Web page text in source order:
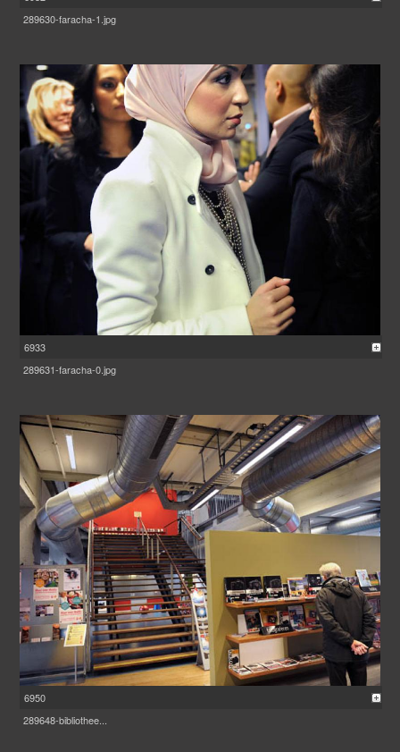
289630-faracha-1.jpg
6933
289631-faracha-0.jpg
6950
289648-bibliothee...